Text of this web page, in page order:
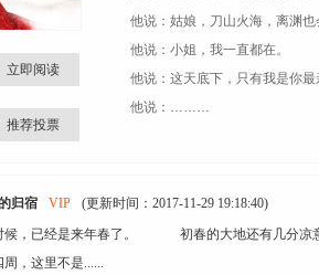
立即阅读
推荐投票
他说：姑娘，刀山火海，离渊也
他说：小姐，我一直都在。
他说：这天底下，只有我是你最
他说：………
归宿 VIP
(更新时间：2017-11-29 19:18:40)
候，已经是来年春了。 初春的大地还有几分凉意
，这里不是......